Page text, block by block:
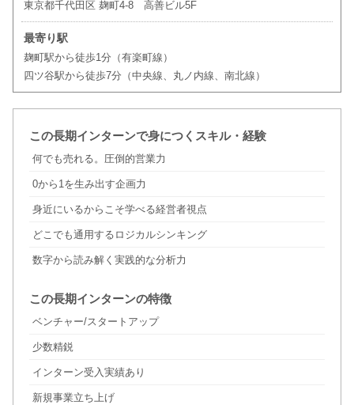
東京都千代田区 麹町4-8 高善ビル5F
最寄り駅
麹町駅から徒歩1分（有楽町線）
四ツ谷駅から徒歩7分（中央線、丸ノ内線、南北線）
この長期インターンで身につくスキル・経験
何でも売れる。圧倒的営業力
0から1を生み出す企画力
身近にいるからこそ学べる経営者視点
どこでも通用するロジカルシンキング
数字から読み解く実践的な分析力
この長期インターンの特徴
ベンチャー/スタートアップ
少数精鋭
インターン受入実績あり
新規事業立ち上げ